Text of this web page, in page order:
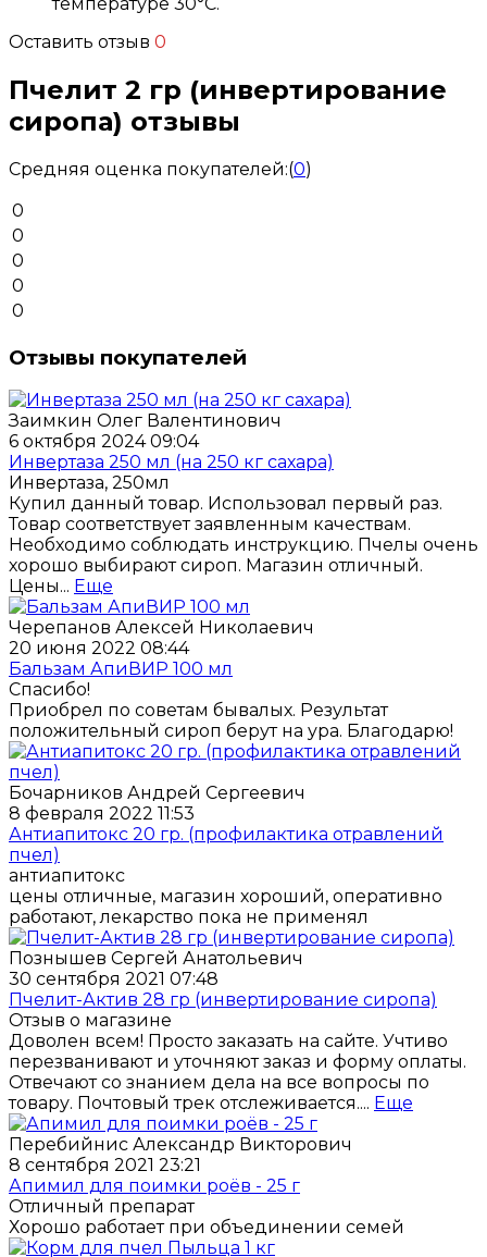
Оставить отзыв 0
Пчелит 2 гр (инвертирование
сиропа) отзывы
Средняя оценка покупателей:(0)
0
0
0
0
0
Отзывы покупателей
Заимкин Олег Валентинович
6 октября 2024 09:04
Инвертаза 250 мл (на 250 кг сахара)
Инвертаза, 250мл
Купил данный товар. Использовал первый раз.
Товар соответствует заявленным качествам.
Необходимо соблюдать инструкцию. Пчелы очень
хорошо выбирают сироп. Магазин отличный.
Цены... Еще
Черепанов Алексей Николаевич
20 июня 2022 08:44
Бальзам АпиВИР 100 мл
Спасибо!
Приобрел по советам бывалых. Результат
положительный сироп берут на ура. Благодарю!
Бочарников Андрей Сергеевич
8 февраля 2022 11:53
Антиапитокс 20 гр. (профилактика отравлений
пчел)
антиапитокс
цены отличные, магазин хороший, оперативно
работают, лекарство пока не применял
Познышев Сергей Анатольевич
30 сентября 2021 07:48
Пчелит-Актив 28 гр (инвертирование сиропа)
Отзыв о магазине
Доволен всем! Просто заказать на сайте. Учтиво
перезванивают и уточняют заказ и форму оплаты.
Отвечают со знанием дела на все вопросы по
товару. Почтовый трек отслеживается.... Еще
Перебийнис Александр Викторович
8 сентября 2021 23:21
Апимил для поимки роёв - 25 г
Отличный препарат
Хорошо работает при объединении семей